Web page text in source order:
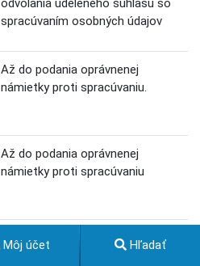
spracúvaním osobných údajov
Až do podania oprávnenej
námietky proti spracúvaniu.
Až do podania oprávnenej
námietky proti spracúvaniu
Do riadneho ukončenia súťaže.
Osobné údaje výhercu môžu byť
Môj účet Hľadať